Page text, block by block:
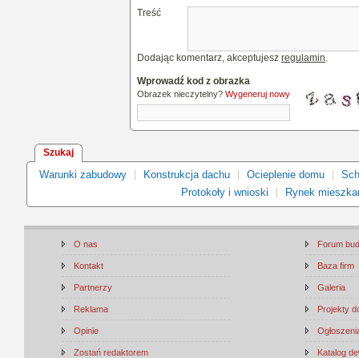
Treść
Dodając komentarz, akceptujesz regulamin.
Wprowadź kod z obrazka
Obrazek nieczytelny? Wygeneruj nowy
Szukaj
Warunki zabudowy Konstrukcja dachu Ocieplenie domu
Protokoły i wnioski
Rynek
O nas
Kontakt
Partnerzy
Reklama
Opinie
Zostań redaktorem
Forum
Baza firm
Galeria
Projekty
Katalog